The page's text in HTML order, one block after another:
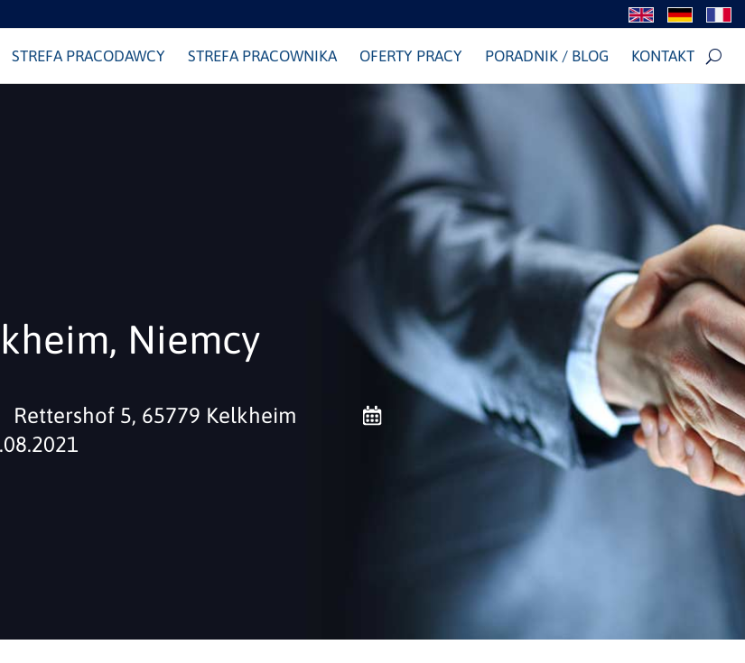
STREFA PRACODAWCY STREFA PRACOWNIKA OFERTY PRACY PORADNIK / BLOG KONTAKT
Niemcy
Rettershof 5, 65779 Kelkheim